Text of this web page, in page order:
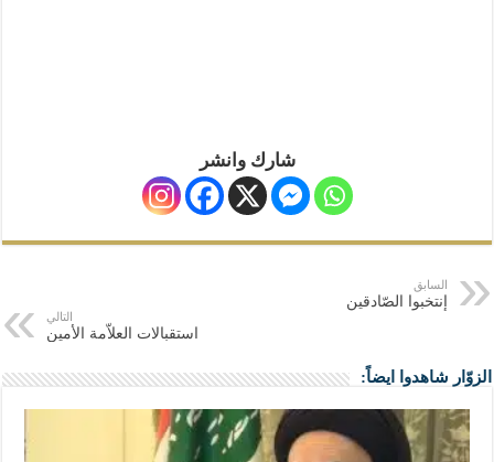
شارك وانشر
السابق
إنتخبوا الصّادقين
التالي
استقبالات العلاّمة الأمين
الزوّار شاهدوا ايضاً: